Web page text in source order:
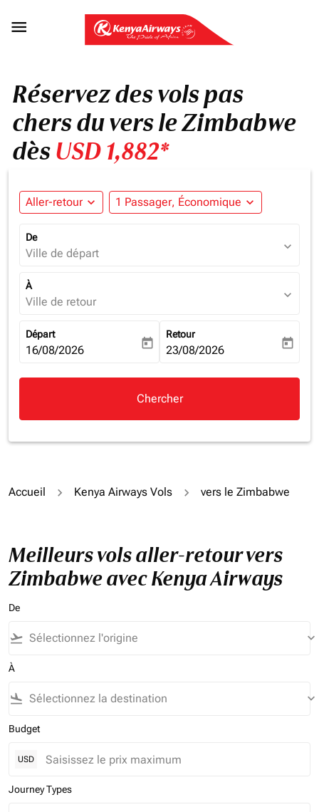

Réservez des vols pas
chers du vers le Zimbabwe
dèsUSD 1,882*
Aller-retour expand_more 1 Passager, Économique expand_more
De
Ville de départ expand_more
À
Ville de retour expand_more
Départ
fc-booking-departure-date-aria-label
16/08/2026 today
Retour
fc-booking-return-date-aria-
23/08/2026 today
Chercher
Accueil Kenya Airways Vols vers le Zimbabwe
Meilleurs vols aller-retour vers
Zimbabwe avec Kenya Airways
De
flight_takeoff keyboard_arrow_down
À
flight_land keyboard_arrow_down
Budget
USD
Journey Types